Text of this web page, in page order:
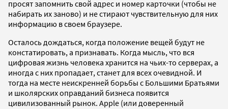
просят запомнить свой адрес и номер карточки (чтобы не
набирать их заново) и не стирают чувствительную для них
информацию в своем браузере.
Осталось дождаться, когда положение вещей будут не
констатировать, а признавать. Когда мысль, что вся
цифровая жизнь человека хранится на чьих-то серверах, а
иногда с них пропадает, станет для всех очевидной. И
тогда на месте неискренней борьбы с Большими Братьями
и школярских оправданий бизнеса появится
цивилизованный рынок. Apple (или доверенный